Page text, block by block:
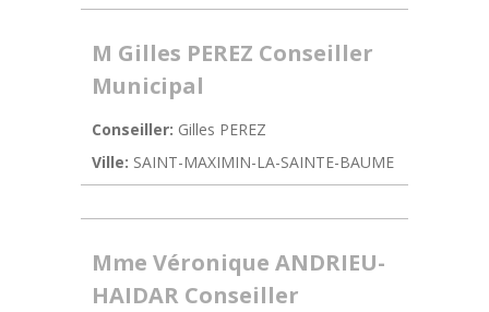
M Gilles PEREZ Conseiller
Municipal
Conseiller: Gilles PEREZ
Ville: SAINT-MAXIMIN-LA-SAINTE-BAUME
Mme Véronique ANDRIEU-
HAIDAR Conseiller